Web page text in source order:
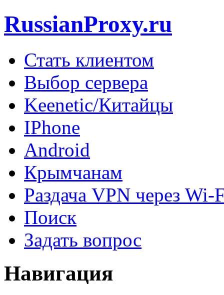
RussianProxy.ru
Стать клиентом
Выбор сервера
Keenetic/Китайцы
IPhone
Android
Крымчанам
Раздача VPN через Wi-
Поиск
Задать вопрос
Навигация